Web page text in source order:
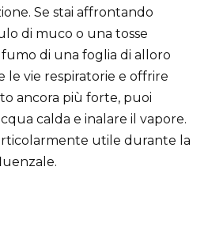
Se stai affrontando
di muco o una tosse
di una foglia di alloro
le vie respiratorie e offrire
ancora più forte, puoi
calda e inalare il vapore.
utile durante la